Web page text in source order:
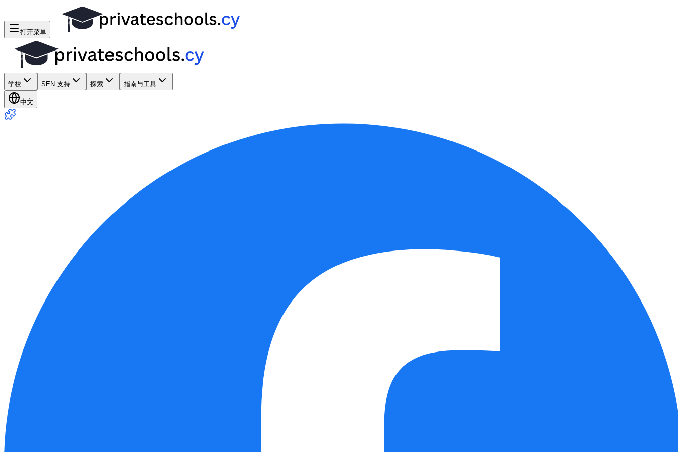
打开菜单
学校 SEN 支持 探索 指南与工具
中文